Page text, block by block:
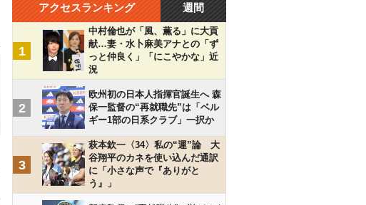
アクセスランキング 週間
1
中村倫也が「風、薫る」に大貢
献…妻・水卜麻美アナとの「ず
っと仲良く」「にこやかな」近
況
2
欧州初の日本人指揮官誕生へ 森
保一監督の“再就職先”は「ベル
ギー1部の日系クラブ」一択か
3
萩本欽一〈34〉私の“運”論 大
谷翔平のカネを使い込んだ通訳
に「小さな声で『ありがと
う』」